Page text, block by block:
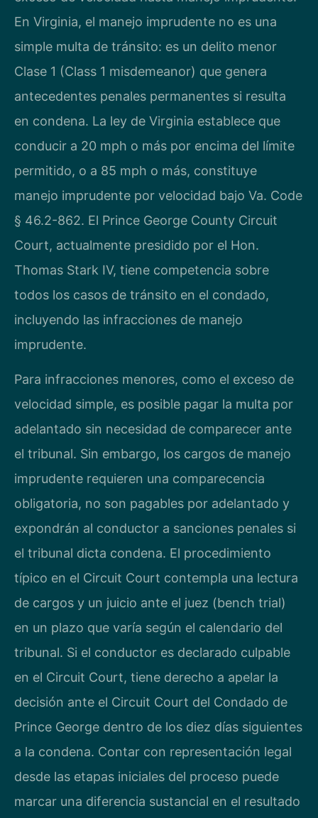
En Virginia, el manejo imprudente no es una
simple multa de tránsito: es un delito menor
Clase 1 (Class 1 misdemeanor) que genera
antecedentes penales permanentes si resulta
en condena. La ley de Virginia establece que
conducir a 20 mph o más por encima del límite
permitido, o a 85 mph o más, constituye
manejo imprudente por velocidad bajo Va. Code
§ 46.2-862. El Prince George County Circuit
Court, actualmente presidido por el Hon.
Thomas Stark IV, tiene competencia sobre
todos los casos de tránsito en el condado,
incluyendo las infracciones de manejo
imprudente.
Para infracciones menores, como el exceso de
velocidad simple, es posible pagar la multa por
adelantado sin necesidad de comparecer ante
el tribunal. Sin embargo, los cargos de manejo
imprudente requieren una comparecencia
obligatoria, no son pagables por adelantado y
expondrán al conductor a sanciones penales si
el tribunal dicta condena. El procedimiento
típico en el Circuit Court contempla una lectura
de cargos y un juicio ante el juez (bench trial)
en un plazo que varía según el calendario del
tribunal. Si el conductor es declarado culpable
en el Circuit Court, tiene derecho a apelar la
decisión ante el Circuit Court del Condado de
Prince George dentro de los diez días siguientes
a la condena. Contar con representación legal
desde las etapas iniciales del proceso puede
marcar una diferencia sustancial en el resultado